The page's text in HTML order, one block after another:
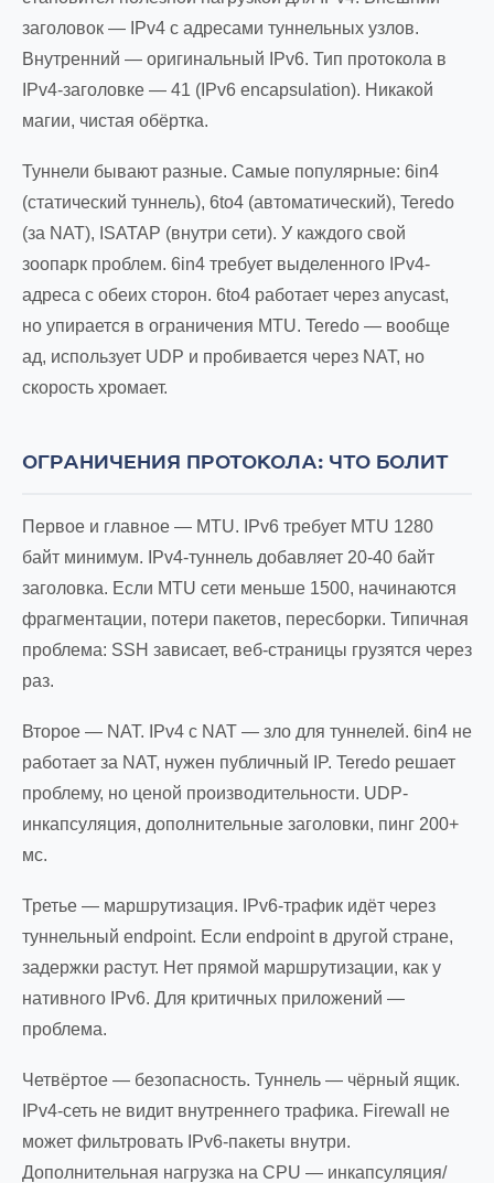
заголовок — IPv4 с адресами туннельных узлов.
Внутренний — оригинальный IPv6. Тип протокола в
IPv4-заголовке — 41 (IPv6 encapsulation). Никакой
магии, чистая обёртка.
Туннели бывают разные. Самые популярные: 6in4
(статический туннель), 6to4 (автоматический), Teredo
(за NAT), ISATAP (внутри сети). У каждого свой
зоопарк проблем. 6in4 требует выделенного IPv4-
адреса с обеих сторон. 6to4 работает через anycast,
но упирается в ограничения MTU. Teredo — вообще
ад, использует UDP и пробивается через NAT, но
скорость хромает.
ОГРАНИЧЕНИЯ ПРОТОКОЛА: ЧТО БОЛИТ
Первое и главное — MTU. IPv6 требует MTU 1280
байт минимум. IPv4-туннель добавляет 20-40 байт
заголовка. Если MTU сети меньше 1500, начинаются
фрагментации, потери пакетов, пересборки. Типичная
проблема: SSH зависает, веб-страницы грузятся через
раз.
Второе — NAT. IPv4 с NAT — зло для туннелей. 6in4 не
работает за NAT, нужен публичный IP. Teredo решает
проблему, но ценой производительности. UDP-
инкапсуляция, дополнительные заголовки, пинг 200+
мс.
Третье — маршрутизация. IPv6-трафик идёт через
туннельный endpoint. Если endpoint в другой стране,
задержки растут. Нет прямой маршрутизации, как у
нативного IPv6. Для критичных приложений —
проблема.
Четвёртое — безопасность. Туннель — чёрный ящик.
IPv4-сеть не видит внутреннего трафика. Firewall не
может фильтровать IPv6-пакеты внутри.
Дополнительная нагрузка на CPU — инкапсуляция/